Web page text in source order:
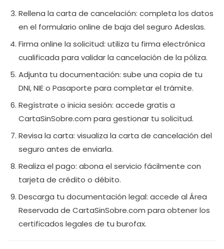
Rellena la carta de cancelación: completa los datos
en el formulario online de baja del seguro Adeslas.
Firma online la solicitud: utiliza tu firma electrónica
cualificada para validar la cancelación de la póliza.
Adjunta tu documentación: sube una copia de tu
DNI, NIE o Pasaporte para completar el trámite.
Regístrate o inicia sesión: accede gratis a
CartaSinSobre.com para gestionar tu solicitud.
Revisa la carta: visualiza la carta de cancelación del
seguro antes de enviarla.
Realiza el pago: abona el servicio fácilmente con
tarjeta de crédito o débito.
Descarga tu documentación legal: accede al Área
Reservada de CartaSinSobre.com para obtener los
certificados legales de tu burofax.